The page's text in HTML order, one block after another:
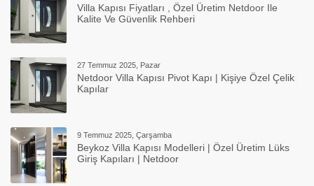
Villa Kapısı Fiyatları , Özel Üretim Netdoor Ile
Kalite Ve Güvenlik Rehberi
27 Temmuz 2025, Pazar
Netdoor Villa Kapısı Pivot Kapı | Kişiye Özel Çelik
Kapılar
9 Temmuz 2025, Çarşamba
Beykoz Villa Kapısı Modelleri | Özel Üretim Lüks
Giriş Kapıları | Netdoor